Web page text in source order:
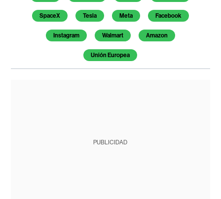
SpaceX Tesla Meta Facebook
Instagram Walmart Amazon
Unión Europea
PUBLICIDAD